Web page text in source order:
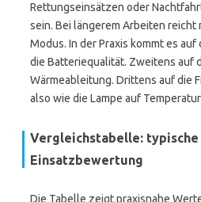
Rettungseinsätzen oder
sein. Bei längerem Arbeiten reicht
Modus. In der Praxis kommt es
die Batteriequalität. Zweitens auf
Wärmeableitung. Drittens auf die
also wie die Lampe auf
Vergleichstabelle:
Einsatzbewertung
Die Tabelle zeigt praxisnahe